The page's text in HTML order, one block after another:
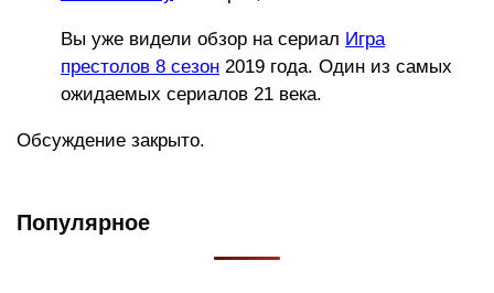
Вы уже видели обзор на сериал Игра
престолов 8 сезон 2019 года. Один из самых
ожидаемых сериалов 21 века.
Обсуждение закрыто.
Популярное